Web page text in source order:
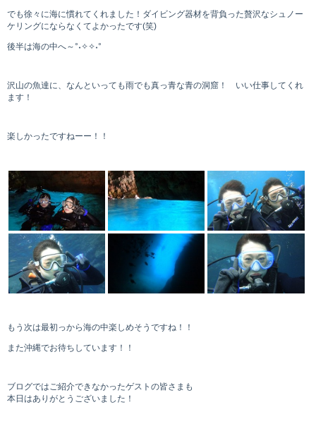
でも徐々に海に慣れてくれました！ダイビング器材を背負った贅沢なシュノー
ケリングにならなくてよかったです(笑)
後半は海の中へ～°˖✧✧˖°
沢山の魚達に、なんといっても雨でも真っ青な青の洞窟！ いい仕事してくれ
ます！
楽しかったですねーー！！
もう次は最初っから海の中楽しめそうですね！！
また沖縄でお待ちしています！！
ブログではご紹介できなかったゲストの皆さまも
本日はありがとうございました！